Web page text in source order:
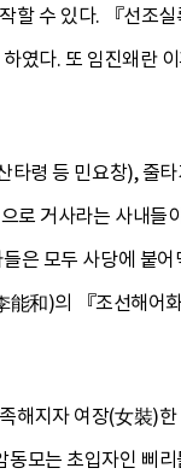
할 수 있다. 『선조
였다. 또 임진왜란
령 등 민요창), 줄
로 거사라는 사내
은 모두 사당에 붙
能和)의 『조선해어
해지자 여장(女裝)
모는 초입자인 삐